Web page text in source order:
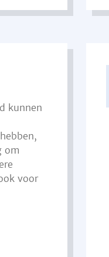
kunnen
om
voor